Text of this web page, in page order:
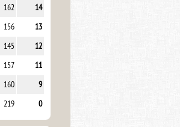
162
14
156
13
145
12
157
11
160
9
219 0